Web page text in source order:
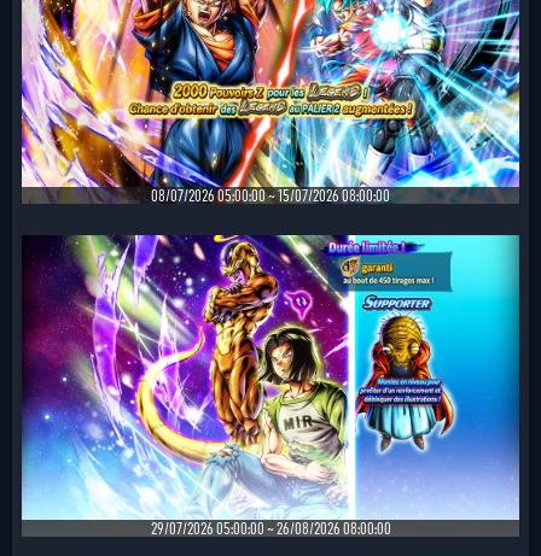
08/07/2026 05:00:00 ~ 15/07/2026 08:00:00
29/07/2026 05:00:00 ~ 26/08/2026 08:00:00